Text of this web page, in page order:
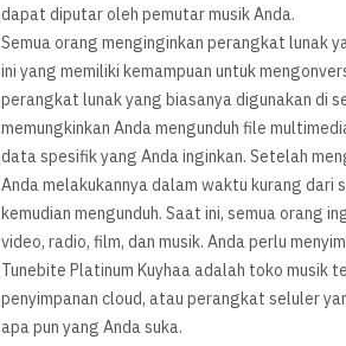
dapat diputar oleh pemutar musik Anda.
Semua orang menginginkan perangkat lunak
ini yang memiliki kemampuan untuk
perangkat lunak yang biasanya digunakan di
memungkinkan Anda mengunduh file
data spesifik yang Anda inginkan. Setelah
Anda melakukannya dalam waktu kurang
kemudian mengunduh. Saat ini, semua orang
video, radio, film, dan musik. Anda perlu
Tunebite Platinum Kuyhaa adalah toko musik
penyimpanan cloud, atau perangkat seluler
apa pun yang Anda suka.